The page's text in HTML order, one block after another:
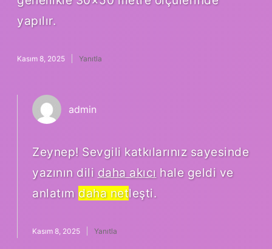
yapılır.
Kasım 8, 2025 Yanıtla
admin
Zeynep! Sevgili katkılarınız sayesinde
yazının dili daha akıcı hale geldi ve
anlatım daha netleşti.
Kasım 8, 2025 Yanıtla